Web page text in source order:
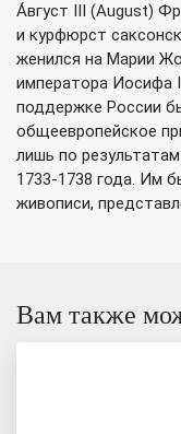
А́вгуст III (August)
и курфюрст
женился на Марии
императора Иосифа
поддержке России
общеевропейское
лишь по
1733-1738 года. Им
живописи,
Вам также